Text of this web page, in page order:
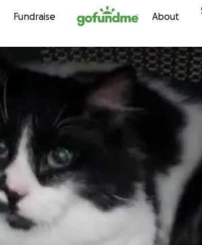
Skip to content
Fundraise About